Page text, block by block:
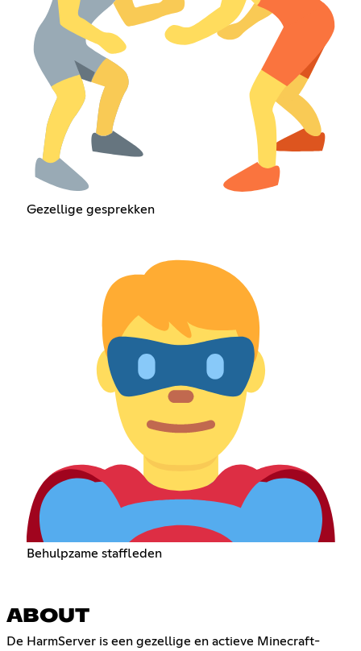
Gezellige gesprekken
Behulpzame staffleden
ABOUT
De HarmServer is een gezellige en actieve Minecraft-